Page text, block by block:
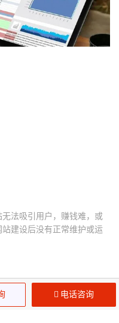
法吸引用户，赚钱难，或
建设后没有正常维护或运
 电话咨询